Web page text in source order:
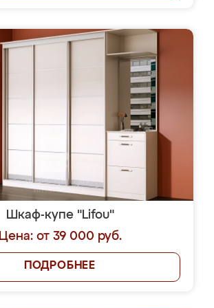
Шкаф-купе "Lifou"
Цена: от 39 000 руб.
ПОДРОБНЕЕ